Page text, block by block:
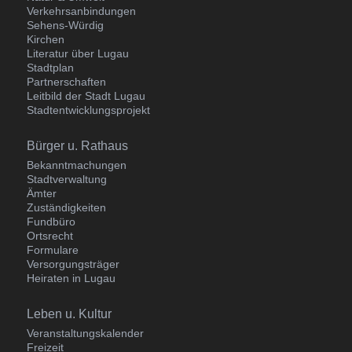
Verkehrsanbindungen
Sehens-Würdig
Kirchen
Literatur über Lugau
Stadtplan
Partnerschaften
Leitbild der Stadt Lugau
Stadtentwicklungsprojekt
Navigation
überspringen
Bürger u. Rathaus
Bekanntmachungen
Stadtverwaltung
Ämter
Zuständigkeiten
Fundbüro
Ortsrecht
Formulare
Versorgungsträger
Heiraten in Lugau
Navigation
überspringen
Leben u. Kultur
Veranstaltungskalender
Freizeit